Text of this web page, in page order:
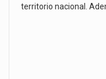
territorio nacional.